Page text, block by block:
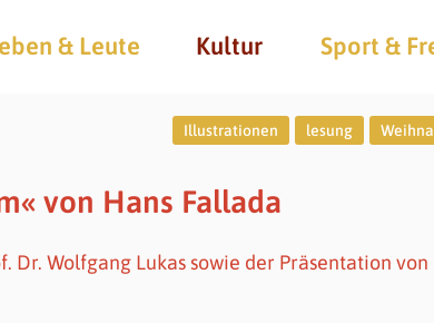
& Leute Kultur Sport &
Illustrationen lesung
von Hans Fallada
Dr. Wolfgang Lukas sowie der Präsentation von